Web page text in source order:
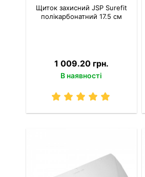
Щиток захисний JSP Surefit
полікарбонатний 17.5 см
1 009.20 грн.
В наявності